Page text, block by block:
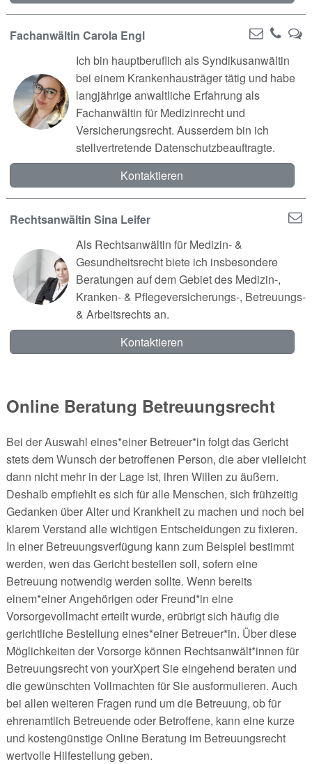
Fachanwältin Carola Engl
Ich bin hauptberuflich als Syndikusanwältin
bei einem Krankenhausträger tätig und habe
langjährige anwaltliche Erfahrung als
Fachanwältin für Medizinrecht und
Versicherungsrecht. Ausserdem bin ich
stellvertretende Datenschutzbeauftragte.
Kontaktieren
Rechtsanwältin Sina Leifer
Als Rechtsanwältin für Medizin- &
Gesundheitsrecht biete ich insbesondere
Beratungen auf dem Gebiet des Medizin-,
Kranken- & Pflegeversicherungs-, Betreuungs-
& Arbeitsrechts an.
Kontaktieren
Online Beratung Betreuungsrecht
Bei der Auswahl eines*einer Betreuer*in folgt das Gericht
stets dem Wunsch der betroffenen Person, die aber vielleicht
dann nicht mehr in der Lage ist, ihren Willen zu äußern.
Deshalb empfiehlt es sich für alle Menschen, sich frühzeitig
Gedanken über Alter und Krankheit zu machen und noch bei
klarem Verstand alle wichtigen Entscheidungen zu fixieren.
In einer Betreuungsverfügung kann zum Beispiel bestimmt
werden, wen das Gericht bestellen soll, sofern eine
Betreuung notwendig werden sollte. Wenn bereits
einem*einer Angehörigen oder Freund*in eine
Vorsorgevollmacht erteilt wurde, erübrigt sich häufig die
gerichtliche Bestellung eines*einer Betreuer*in. Über diese
Möglichkeiten der Vorsorge können Rechtsanwält*innen für
Betreuungsrecht von yourXpert Sie eingehend beraten und
die gewünschten Vollmachten für Sie ausformulieren. Auch
bei allen weiteren Fragen rund um die Betreuung, ob für
ehrenamtlich Betreuende oder Betroffene, kann eine kurze
und kostengünstige Online Beratung im Betreuungsrecht
wertvolle Hilfestellung geben.